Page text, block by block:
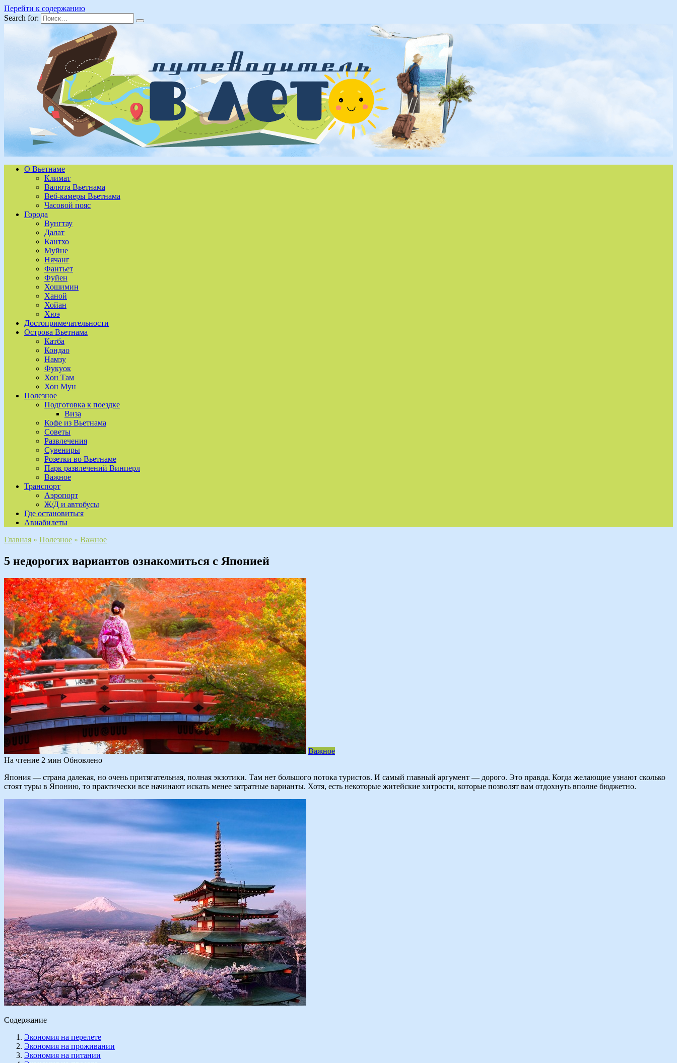
Перейти к содержанию
Search for:
О Вьетнаме
Климат
Валюта Вьетнама
Веб-камеры Вьетнама
Часовой пояс
Города
Вунгтау
Далат
Кантхо
Муйне
Нячанг
Фантьет
Фуйен
Хошимин
Ханой
Хойан
Хюэ
Достопримечательности
Острова Вьетнама
Катба
Кондао
Намзу
Фукуок
Хон Там
Хон Мун
Полезное
Подготовка к поездке
Виза
Кофе из Вьетнама
Советы
Развлечения
Сувениры
Розетки во Вьетнаме
Парк развлечений Винперл
Важное
Транспорт
Аэропорт
Ж/Д и автобусы
Где остановиться
Авиабилеты
Главная » Полезное » Важное
5 недорогих вариантов ознакомиться с Японией
Важное
На чтение 2 мин Обновлено
Япония — страна далекая, но очень притягательная, полная экзотики. Там нет большого потока туристов. И самый главный аргумент — дорого. Это правда. Когда желающие узнают сколько
стоят туры в Японию, то практически все начинают искать менее затратные варианты. Хотя, есть некоторые житейские хитрости, которые позволят вам отдохнуть вполне бюджетно.
Содержание
Экономия на перелете
Экономия на проживании
Экономия на питании